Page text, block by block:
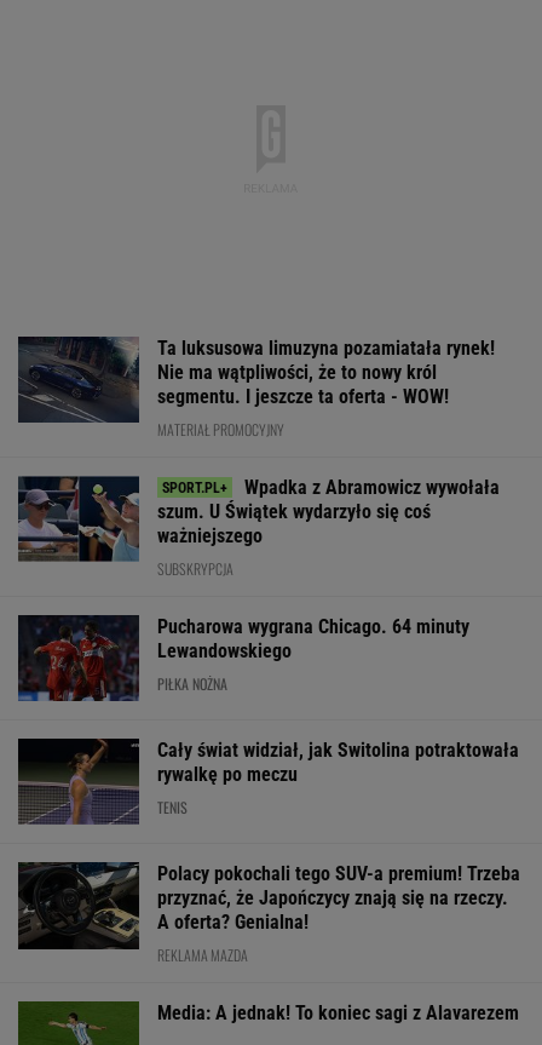
Ta luksusowa limuzyna pozamiatała rynek!
Nie ma wątpliwości, że to nowy król
segmentu. I jeszcze ta oferta - WOW!
MATERIAŁ PROMOCYJNY
Wpadka z Abramowicz wywołała
szum. U Świątek wydarzyło się coś
ważniejszego
SUBSKRYPCJA
Pucharowa wygrana Chicago. 64 minuty
Lewandowskiego
PIŁKA NOŻNA
Cały świat widział, jak Switolina potraktowała
rywalkę po meczu
TENIS
Polacy pokochali tego SUV-a premium! Trzeba
przyznać, że Japończycy znają się na rzeczy.
A oferta? Genialna!
REKLAMA MAZDA
Media: A jednak! To koniec sagi z Alavarezem